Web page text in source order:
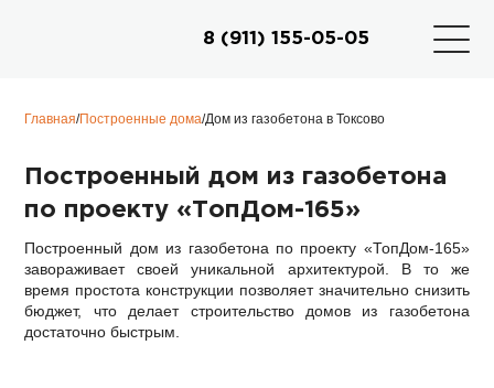
8 (911) 155-05-05
Главная/Построенные дома/Дом из газобетона в Токсово
Построенный дом из газобетона
по проекту «ТопДом-165»
Построенный дом из газобетона по проекту «ТопДом-165»
завораживает своей уникальной архитектурой. В то же
время простота конструкции позволяет значительно снизить
бюджет, что делает строительство домов из газобетона
достаточно быстрым.